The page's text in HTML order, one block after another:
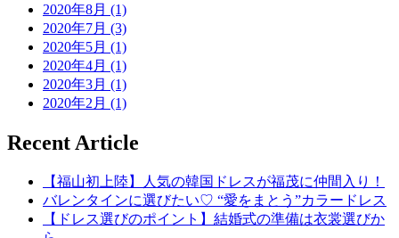
2020年8月 (1)
2020年7月 (3)
2020年5月 (1)
2020年4月 (1)
2020年3月 (1)
2020年2月 (1)
Recent Article
【福山初上陸】人気の韓国ドレスが福茂に仲間入り！
バレンタインに選びたい♡ “愛をまとう”カラードレス
【ドレス選びのポイント】結婚式の準備は衣裳選びか